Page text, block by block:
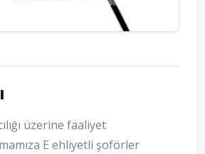
üzerine faaliyet
E ehliyetli şoförler